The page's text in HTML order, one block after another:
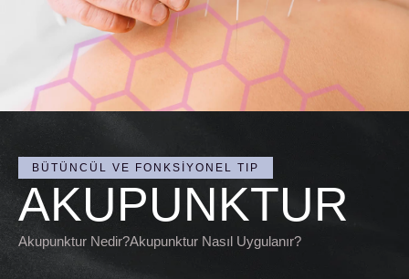
BÜTÜNCÜL VE FONKSIYONEL TIP
AKUPUNKTUR
Akupunktur Nedir?Akupunktur Nasıl Uygulanır?